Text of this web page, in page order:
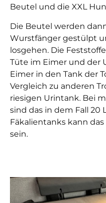
Beutel und die XXL
Die Beutel werden
Wurstfänger gestülpt
losgehen. Die
Tüte im Eimer und der
Eimer in den Tank der
Vergleich zu anderen
riesigen Urintank. Bei
sind das in dem Fall 20
Fäkalientanks kann das
sein.